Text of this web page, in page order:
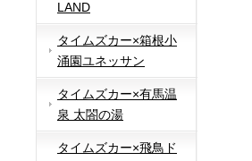
LAND
タイムズカー×箱根小
涌園ユネッサン
タイムズカー×有馬温
泉 太閤の湯
タイムズカー×飛鳥ド